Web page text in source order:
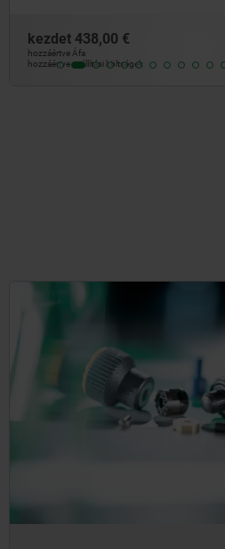
kezdet
hozzáértve szállítási költségek